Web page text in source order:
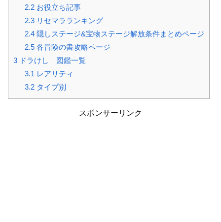
2.2お役立ち記事
2.3リセマラランキング
2.4隠しステージ&宝物ステージ解放条件まとめページ
2.5各冒険の書攻略ページ
3 ドラけし 図鑑一覧
3.1 レアリティ
3.2タイプ別
スポンサーリンク